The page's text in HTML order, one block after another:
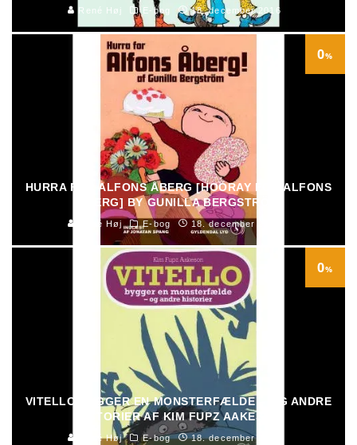
René Høj E-bog 18. december 2016
0%
HURRA FOR ALFONS ÅBERG [HOORAY FOR ALFONS
ÅBERG] BY GUNILLA BERGSTRÖM
René Høj E-bog 18. december 2016
0%
VITELLO BYGGER EN MONSTERFÆLDE – OG ANDRE
HISTORIER AF KIM FUPZ AAKESON
René Høj E-bog 18. december 2016